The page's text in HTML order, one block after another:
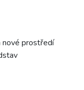
nové prostředí